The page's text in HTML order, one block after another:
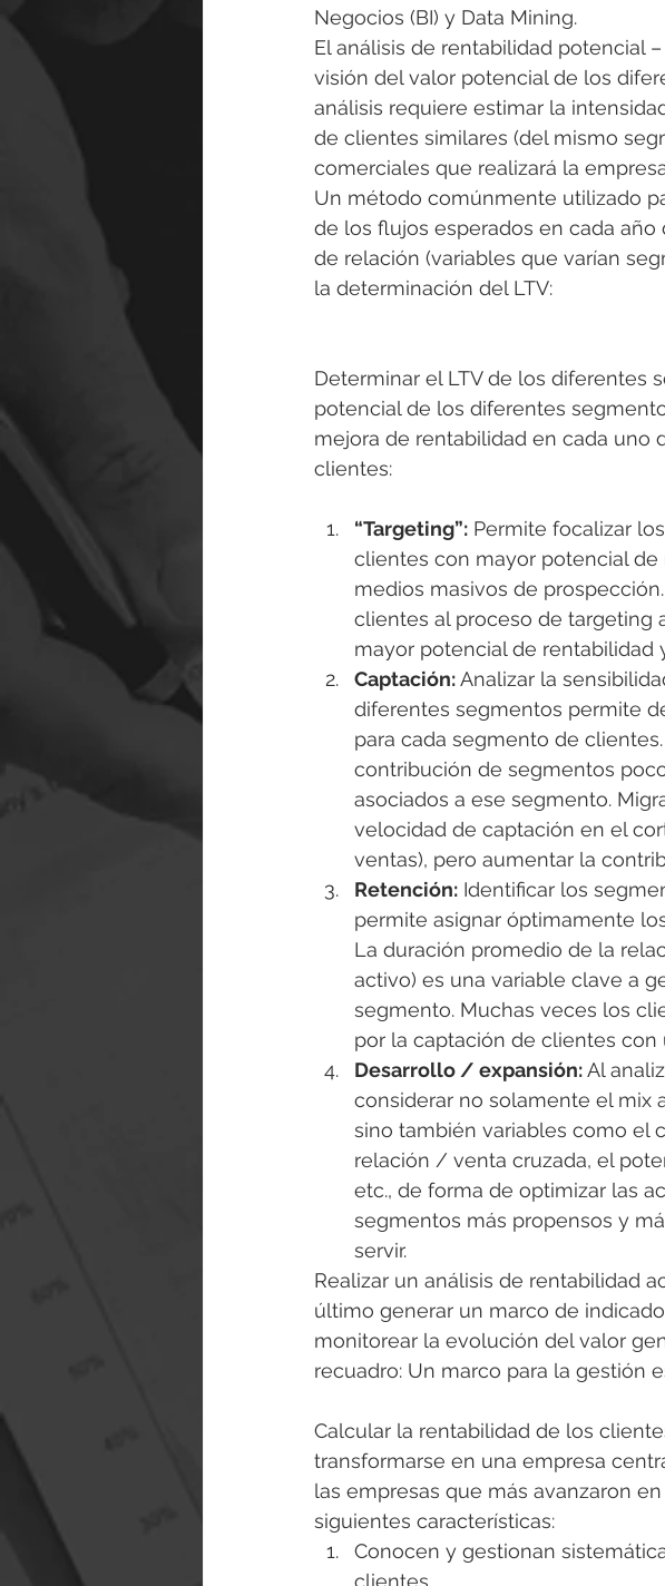
Negocios (BI) y Data Mining.
El análisis de rentabilidad potencial
visión del valor potencial de los
análisis requiere estimar la
de clientes similares (del mismo
comerciales que realizará la
Un método comúnmente utilizado
de los flujos esperados en cada
de relación (variables que varían
la determinación del LTV:
Determinar el LTV de los diferentes
potencial de los diferentes
mejora de rentabilidad en cada uno
clientes:
“Targeting”: Permite focalizar
clientes con mayor potencial
medios masivos de
clientes al proceso de targeting
mayor potencial de rentabilidad
Captación: Analizar la
diferentes segmentos permite
para cada segmento de
contribución de segmentos
asociados a ese segmento.
velocidad de captación en el
ventas), pero aumentar la
Retención: Identificar los
permite asignar óptimamente
La duración promedio de la
activo) es una variable clave a
segmento. Muchas veces los
por la captación de clientes
Desarrollo / expansión: Al
considerar no solamente el mix
sino también variables como el
relación / venta cruzada, el
etc., de forma de optimizar las
segmentos más propensos y
servir.
Realizar un análisis de rentabilidad
último generar un marco de
monitorear la evolución del valor
recuadro: Un marco para la gestión
Calcular la rentabilidad de los
transformarse en una empresa
las empresas que más avanzaron
siguientes características:
Conocen y gestionan
clientes.